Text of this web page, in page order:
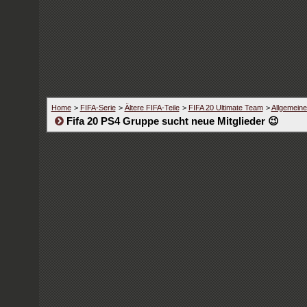
Home > FIFA-Serie > Ältere FIFA-Teile > FIFA 20 Ultimate Team >
Fifa 20 PS4 Gruppe sucht neue Mitglieder 😉